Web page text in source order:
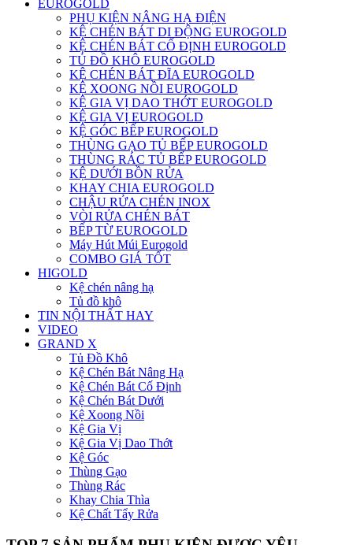
EUROGOLD
PHỤ KIỆN NÂNG HẠ ĐIỆN
KỆ CHÉN BÁT DI ĐỘNG EUROGOLD
KỆ CHÉN BÁT CỐ ĐỊNH EUROGOLD
TỦ ĐỒ KHÔ EUROGOLD
KỆ CHÉN BÁT ĐĨA EUROGOLD
KỆ XOONG NỒI EUROGOLD
KỆ GIA VỊ DAO THỚT EUROGOLD
KỆ GIA VỊ EUROGOLD
KỆ GÓC BẾP EUROGOLD
THÙNG GẠO TỦ BẾP EUROGOLD
THÙNG RÁC TỦ BẾP EUROGOLD
KỆ DƯỚI BỒN RỬA
KHAY CHIA EUROGOLD
CHẬU RỬA CHÉN INOX
VÒI RỬA CHÉN BÁT
BẾP TỪ EUROGOLD
Máy Hút Múi Eurogold
COMBO GIÁ TỐT
HIGOLD
Kệ chén nâng hạ
Tủ đồ khô
TIN NỘI THẤT HAY
VIDEO
GRAND X
Tủ Đồ Khô
Kệ Chén Bát Nâng Hạ
Kệ Chén Bát Cố Định
Kệ Chén Bát Dưới
Kệ Xoong Nồi
Kệ Gia Vị
Kệ Gia Vị Dao Thớt
Kệ Góc
Thùng Gạo
Thùng Rác
Khay Chia Thìa
Kệ Chất Tẩy Rửa